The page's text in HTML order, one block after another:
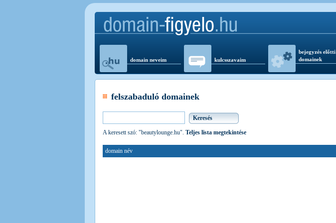
domain neveim kulcsszavaim
bejegyzés előtti
domainek
felszabaduló domainek
A keresett szó: "beautylounge.hu". Teljes lista megtekintése
domain név